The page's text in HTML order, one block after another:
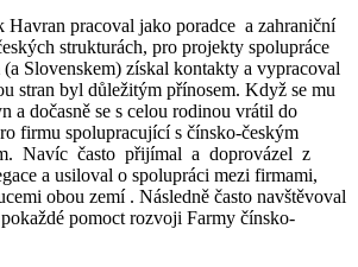
pracoval jako poradce a zahraniční
strukturách, pro projekty spolupráce
Slovenskem) získal kontakty a vypracoval
stran byl důležitým přínosem. Když se mu
a dočasně se s celou rodinou vrátil do
firmu spolupracující s čínsko-českým
Navíc často přijímal a doprovázel z
a usiloval o spolupráci mezi firmami,
obou zemí . Následně často navštěvoval
pomoct rozvoji Farmy čínsko-